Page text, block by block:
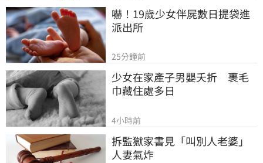
嚇！19歲少女伴屍數日提袋進
派出所
25分鐘前
少女在家產子男嬰夭折　裹毛
巾藏住處多日
4小時前
拆監獄家書見「叫別人老婆」
人妻氣炸